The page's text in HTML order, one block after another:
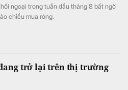
ngoại trong tuần đầu tháng 8 bất ngờ
chiều mua ròng.
trở lại trên thị trường